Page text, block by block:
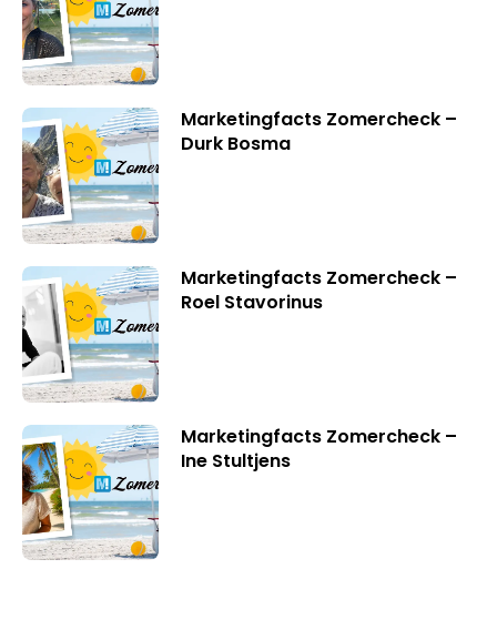
Marketingfacts Zomercheck –
Durk Bosma
Marketingfacts Zomercheck –
Roel Stavorinus
Marketingfacts Zomercheck –
Ine Stultjens